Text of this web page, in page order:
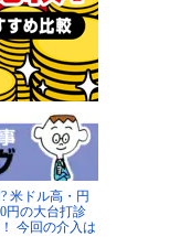
米ドル高・円
円の大台打診
今回の介入は